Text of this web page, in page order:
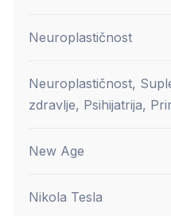
Neuroplastičnost
Neuroplastičnost,
zdravlje, Psihijatrija,
New Age
Nikola Tesla